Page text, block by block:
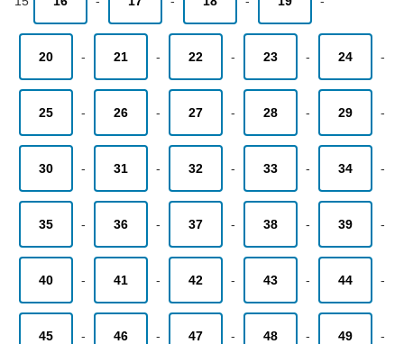
20 - 21 - 22 - 23 - 24 -
25 - 26 - 27 - 28 - 29 -
30 - 31 - 32 - 33 - 34 -
35 - 36 - 37 - 38 - 39 -
40 - 41 - 42 - 43 - 44 -
45 - 46 - 47 - 48 - 49 -